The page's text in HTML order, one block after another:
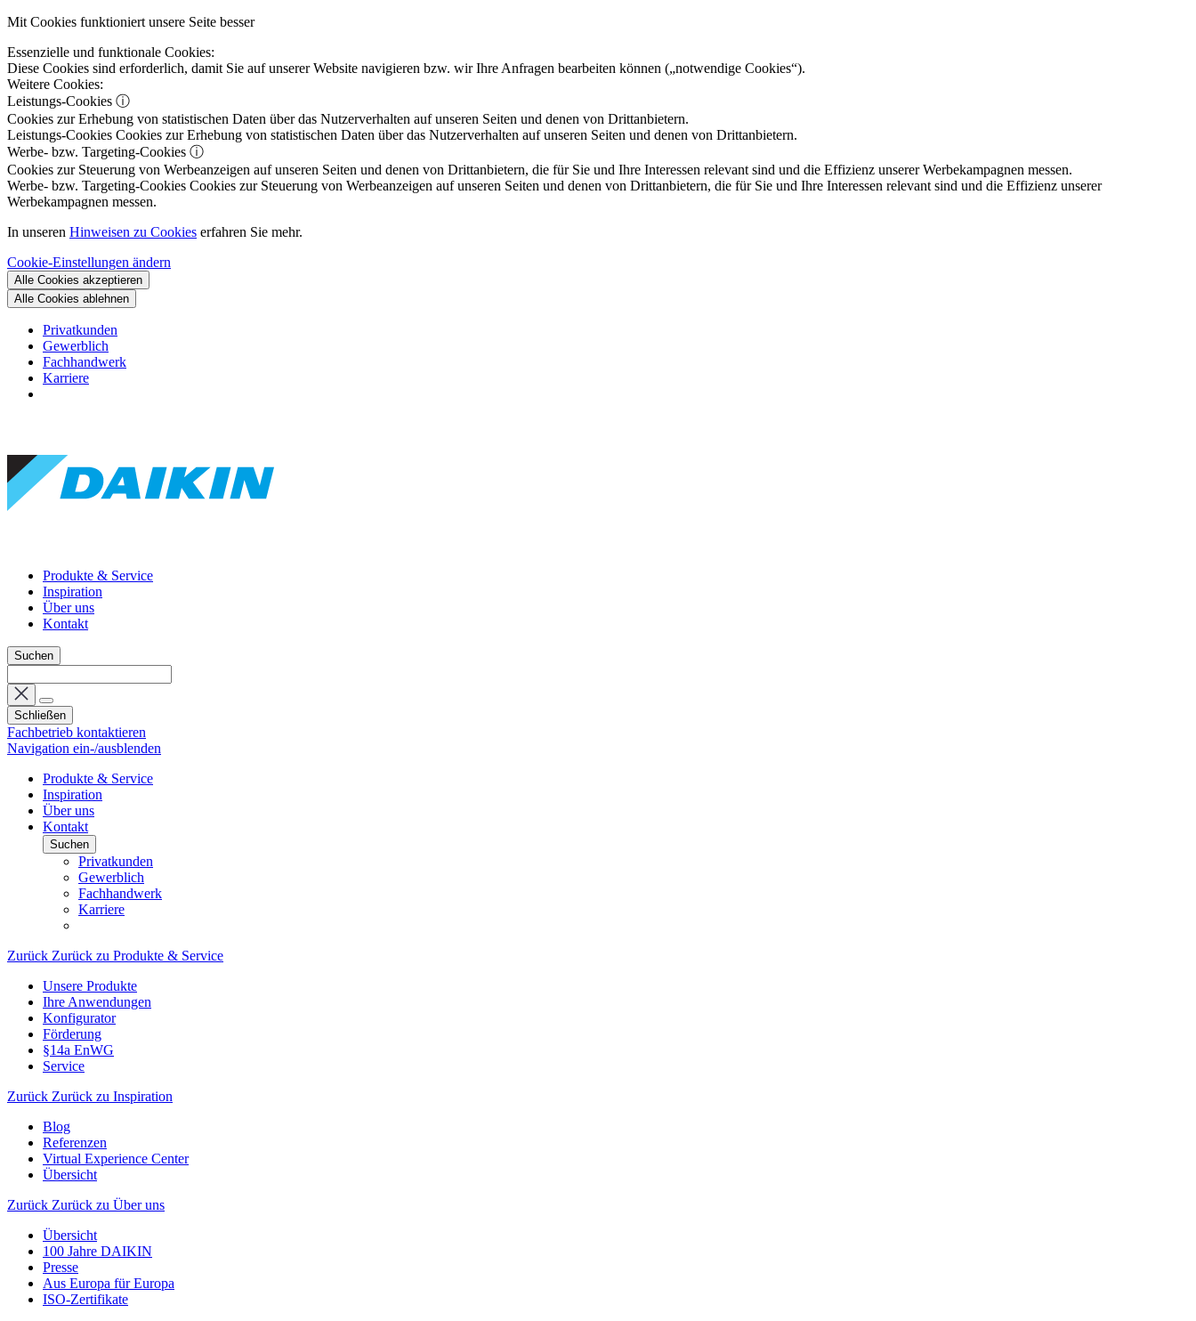
Mit Cookies funktioniert unsere Seite besser
Essenzielle und funktionale Cookies:
Diese Cookies sind erforderlich, damit Sie auf unserer Website navigieren bzw. wir Ihre Anfragen bearbeiten können („notwendige Cookies“).
Weitere Cookies:
Leistungs-Cookies ⓘ
Cookies zur Erhebung von statistischen Daten über das Nutzerverhalten auf unseren Seiten und denen von Drittanbietern.
Leistungs-Cookies Cookies zur Erhebung von statistischen Daten über das Nutzerverhalten auf unseren Seiten und denen von Drittanbietern.
Werbe- bzw. Targeting-Cookies ⓘ
Cookies zur Steuerung von Werbeanzeigen auf unseren Seiten und denen von Drittanbietern, die für Sie und Ihre Interessen relevant sind und die Effizienz unserer Werbekampagnen messen.
Werbe- bzw. Targeting-Cookies Cookies zur Steuerung von Werbeanzeigen auf unseren Seiten und denen von Drittanbietern, die für Sie und Ihre Interessen relevant sind und die Effizienz unserer
Werbekampagnen messen.
In unseren Hinweisen zu Cookies erfahren Sie mehr.
Cookie-Einstellungen ändern
Alle Cookies akzeptieren
Alle Cookies ablehnen
Privatkunden
Gewerblich
Fachhandwerk
Karriere
Produkte & Service
Inspiration
Über uns
Kontakt
Suchen
Schließen
Fachbetrieb kontaktieren
Navigation ein-/ausblenden
Produkte & Service
Inspiration
Über uns
Kontakt
Suchen
Privatkunden
Gewerblich
Fachhandwerk
Karriere
Zurück Zurück zu Produkte & Service
Unsere Produkte
Ihre Anwendungen
Konfigurator
Förderung
§14a EnWG
Service
Zurück Zurück zu Inspiration
Blog
Referenzen
Virtual Experience Center
Übersicht
Zurück Zurück zu Über uns
Übersicht
100 Jahre DAIKIN
Presse
Aus Europa für Europa
ISO-Zertifikate